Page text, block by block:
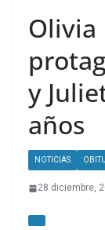
Olivia
y
años
NOTICIAS
28 diciembre,